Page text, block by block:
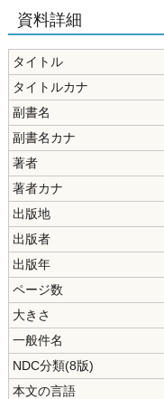
資料詳細
タイトル
タイトルカナ
副書名
副書名カナ
著者
著者カナ
出版地
出版者
出版年
ページ数
大きさ
一般件名
NDC分類(8版)
本文の言語